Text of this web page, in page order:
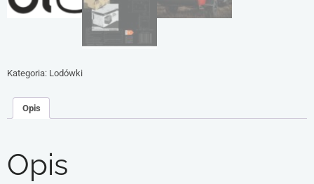
Kategoria: Lodówki
Opis
Opis